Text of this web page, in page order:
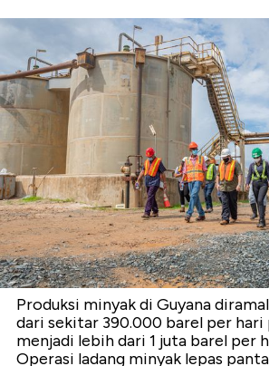
Produksi minyak di Guyana
dari sekitar 390.000 barel per hari
menjadi lebih dari 1 juta barel per
Operasi ladang minyak lepas